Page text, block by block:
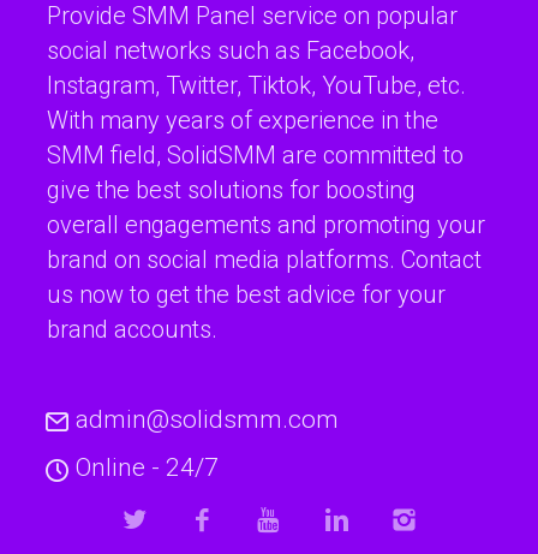
Provide SMM Panel service on popular
social networks such as Facebook,
Instagram, Twitter, Tiktok, YouTube, etc.
With many years of experience in the
SMM field, SolidSMM are committed to
give the best solutions for boosting
overall engagements and promoting your
brand on social media platforms. Contact
us now to get the best advice for your
brand accounts.
admin@solidsmm.com
Online - 24/7